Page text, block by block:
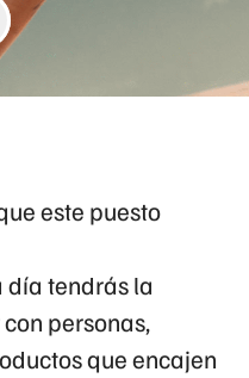
este puesto
tendrás la
personas,
que encajen